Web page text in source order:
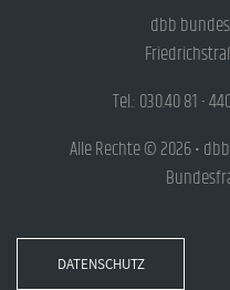
dbb
Tel.: 030.40 81 -
Alle Rechte © 2026 •
DATENSCHUTZ